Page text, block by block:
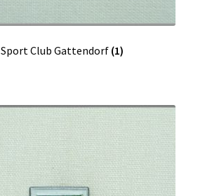
Sport Club Gattendorf (1)